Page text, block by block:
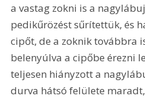
a vastag zokni is a
pedikűrözést sűrítettük, és
cipőt, de a zoknik továbbra
belenyúlva a cipőbe érezni
teljesen hiányzott a
durva hátsó felülete